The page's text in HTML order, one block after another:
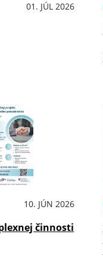
01. JÚL 2026
10. JÚN 2026
činnosti